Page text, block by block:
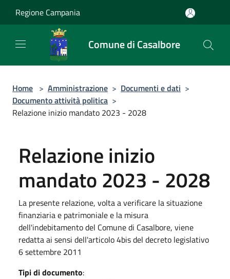
Regione Campania
Comune di Casalbore
Home > Amministrazione > Documenti e dati >
Documento attività politica >
Relazione inizio mandato 2023 - 2028
Relazione inizio
mandato 2023 - 2028
La presente relazione, volta a verificare la situazione
finanziaria e patrimoniale e la misura
dell'indebitamento del Comune di Casalbore, viene
redatta ai sensi dell'articolo 4bis del decreto legislativo
6 settembre 2011
Tipi di documento: